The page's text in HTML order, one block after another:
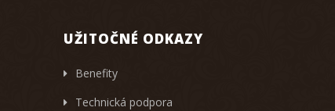
UŽITOČNÉ ODKAZY
Benefity
Technická podpora